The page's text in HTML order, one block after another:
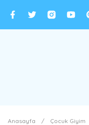
Anasayfa Çocuk Giyim